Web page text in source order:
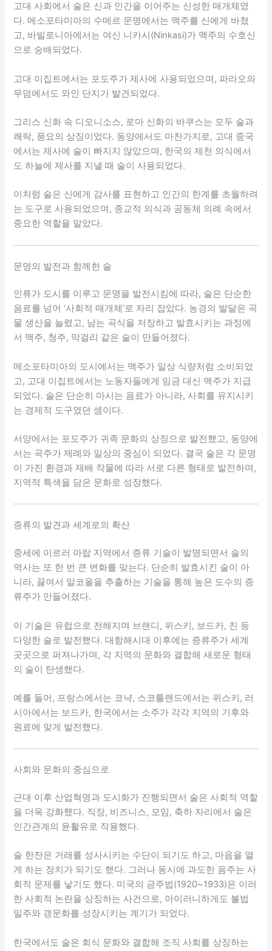
고대 사회에서 술은 신과 인간을 이어주는 신성한 매개체였
다. 메소포타미아의 수메르 문명에서는 맥주를 신에게 바쳤
고, 바빌로니아에서는 여신 니카시(Ninkasi)가 맥주의 수호신
으로 숭배되었다.
고대 이집트에서는 포도주가 제사에 사용되었으며, 파라오의
무덤에서도 와인 단지가 발견되었다.
그리스 신화 속 디오니소스, 로마 신화의 바쿠스는 모두 술과
쾌락, 풍요의 상징이었다. 동양에서도 마찬가지로, 고대 중국
에서는 제사에 술이 빠지지 않았으며, 한국의 제천 의식에서
도 하늘에 제사를 지낼 때 술이 사용되었다.
이처럼 술은 신에게 감사를 표현하고 인간의 한계를 초월하려
는 도구로 사용되었으며, 종교적 의식과 공동체 의례 속에서
중요한 역할을 맡았다.
문명의 발전과 함께한 술
인류가 도시를 이루고 문명을 발전시킴에 따라, 술은 단순한
음료를 넘어 ‘사회적 매개체’로 자리 잡았다. 농경의 발달은 곡
물 생산을 늘렸고, 남는 곡식을 저장하고 발효시키는 과정에
서 맥주, 청주, 막걸리 같은 술이 만들어졌다.
메소포타미아의 도시에서는 맥주가 일상 식량처럼 소비되었
고, 고대 이집트에서는 노동자들에게 임금 대신 맥주가 지급
되었다. 술은 단순히 마시는 음료가 아니라, 사회를 유지시키
는 경제적 도구였던 셈이다.
서양에서는 포도주가 귀족 문화의 상징으로 발전했고, 동양에
서는 곡주가 제례와 일상의 중심이 되었다. 결국 술은 각 문명
이 가진 환경과 재배 작물에 따라 서로 다른 형태로 발전하며,
지역적 특색을 담은 문화로 성장했다.
증류의 발견과 세계로의 확산
중세에 이르러 아랍 지역에서 증류 기술이 발명되면서 술의
역사는 또 한 번 큰 변화를 맞는다. 단순히 발효시킨 술이 아
니라, 끓여서 알코올을 추출하는 기술을 통해 높은 도수의 증
류주가 만들어졌다.
이 기술은 유럽으로 전해지며 브랜디, 위스키, 보드카, 진 등
다양한 술로 발전했다. 대항해시대 이후에는 증류주가 세계
곳곳으로 퍼져나가며, 각 지역의 문화와 결합해 새로운 형태
의 술이 탄생했다.
예를 들어, 프랑스에서는 코냑, 스코틀랜드에서는 위스키, 러
시아에서는 보드카, 한국에서는 소주가 각각 지역의 기후와
원료에 맞게 발전했다.
사회와 문화의 중심으로
근대 이후 산업혁명과 도시화가 진행되면서 술은 사회적 역할
을 더욱 강화했다. 직장, 비즈니스, 모임, 축하 자리에서 술은
인간관계의 윤활유로 작용했다.
술 한잔은 거래를 성사시키는 수단이 되기도 하고, 마음을 열
게 하는 장치가 되기도 했다. 그러나 동시에 과도한 음주는 사
회적 문제를 낳기도 했다. 미국의 금주법(1920~1933)은 이러
한 사회적 논란을 상징하는 사건으로, 아이러니하게도 불법
밀주와 갱문화를 성장시키는 계기가 되었다.
한국에서도 술은 회식 문화와 결합해 조직 사회를 상징하는